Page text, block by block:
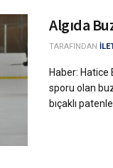
Algıda
TARAFINDAN
Haber: Hatice
sporu olan
bıçaklı